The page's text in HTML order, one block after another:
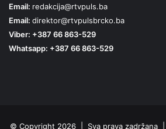
Email: redakcija@rtvpuls.ba
Email: direktor@rtvpulsbrcko.ba
Viber: +387 66 863-529
Whatsapp: +387 66 863-529
© Copyright 2026 | Sva prava zadržana |